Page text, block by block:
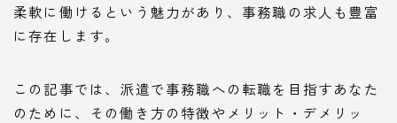
柔軟に働けるという魅力があり、事務職の求人も豊富
に存在します。
この記事では、派遣で事務職への転職を目指すあなた
のために、その働き方の特徴やメリット・デメリッ